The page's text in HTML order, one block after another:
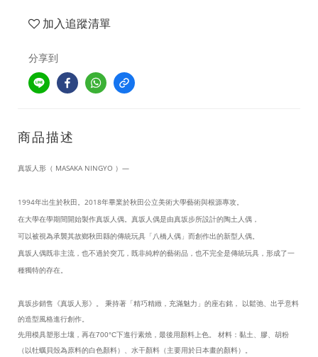
加入追蹤清單
分享到
商品描述
真坂人形（ MASAKA NINGYO ） —
1994年出生於秋田。2018年畢業於秋田公立美術大學藝術與根源專攻。
在大學在學期間開始製作真坂人偶。真坂人偶是由真坂步所設計的陶土人偶，
可以被視為承襲其故鄉秋田縣的傳統玩具「八橋人偶」而創作出的新型人偶。
真坂人偶既非主流，也不過於突兀，既非純粹的藝術品，也不完全是傳統玩具，形成了一
種獨特的存在。
真坂步銷售《真坂人形》。 秉持著「精巧精緻，充滿魅力」的座右銘， 以鬆弛、出乎意料
的造型風格進行創作。
先用模具塑形土壤，再在700°C下進行素燒，最後用顏料上色。 材料：黏土、膠、胡粉
（以牡蠣貝殼為原料的白色顏料）、水干顏料（主要用於日本畫的顏料）。